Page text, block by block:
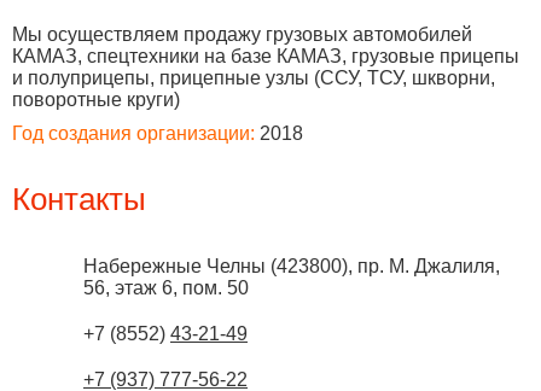
Мы осуществляем продажу грузовых автомобилей
КАМАЗ, спецтехники на базе КАМАЗ, грузовые прицепы
и полуприцепы, прицепные узлы (ССУ, ТСУ, шкворни,
поворотные круги)
Год создания организации: 2018
Контакты
Набережные Челны (423800), пр. М. Джалиля,
56, этаж 6, пом. 50
+7 (8552) 43-21-49
+7 (937) 777-56-22